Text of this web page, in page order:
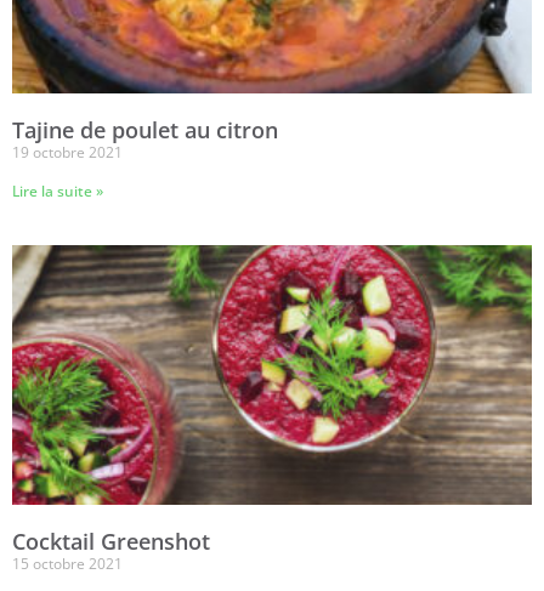
Tajine de poulet au citron
19 octobre 2021
Lire la suite »
Cocktail Greenshot
15 octobre 2021